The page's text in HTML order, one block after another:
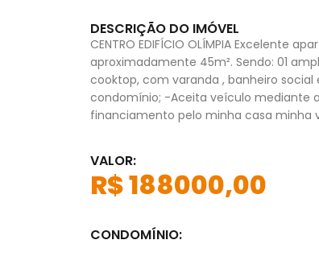
DESCRIÇÃO DO IMÓVEL
CENTRO EDIFÍCIO OLÍMPIA
aproximadamente 45m². Sendo: 01
cooktop, com varanda , banheiro
condomínio; -Aceita veículo mediante
financiamento pelo minha casa minha
VALOR:
R$ 188000,00
CONDOMÍNIO: